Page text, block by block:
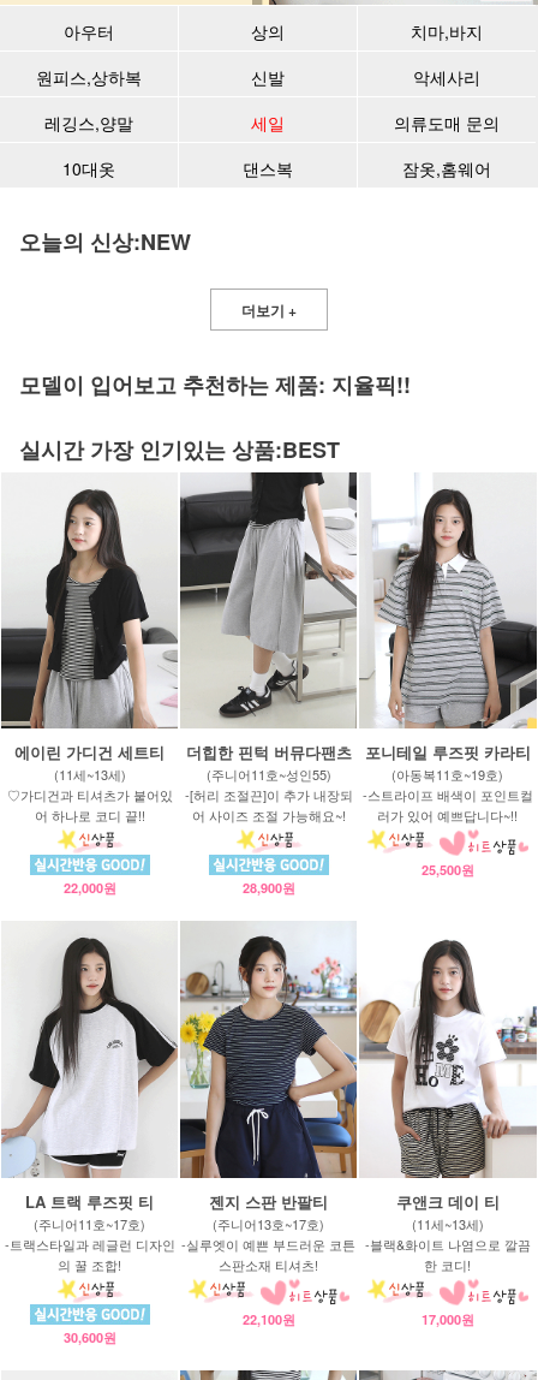
아우터 상의
치마,바지
원피스,상하복
신발
악세사리
레깅스,양말
세일
의류도매 문의
10대옷
댄스복 잠옷,홈웨어
오늘의 신상:NEW
더보기 +
모델이 입어보고 추천하는 제품: 지율픽!!
실시간 가장 인기있는 상품:BEST
에이린 가디건 세트티
(11세~13세)
♡가디건과 티셔츠가 붙어있
어 하나로 코디 끝!!
22,000원
더힙한 핀턱 버뮤다팬츠
(주니어11호~성인55)
-[허리 조절끈]이 추가 내장되
어 사이즈 조절 가능해요~!
28,900원
포니테일 루즈핏 카라티
(아동복11호~19호)
-스트라이프 배색이 포인트컬
러가 있어 예쁘답니다~!!
25,500원
LA 트랙 루즈핏 티
(주니어11호~17호)
-트랙스타일과 레글런 디자인
의 꿀 조합!
30,600원
젠지 스판 반팔티
(주니어13호~17호)
-실루엣이 예쁜 부드러운 코튼
스판소재 티셔츠!
22,100원
쿠앤크 데이 티
(11세~13세)
-블랙&화이트 나염으로 깔끔
한 코디!
17,000원